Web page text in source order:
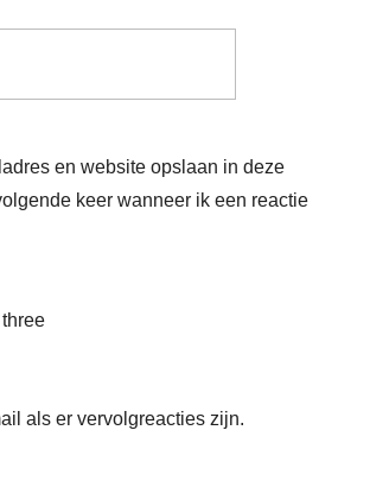
en website opslaan in deze
keer wanneer ik een reactie
three
als er vervolgreacties zijn.